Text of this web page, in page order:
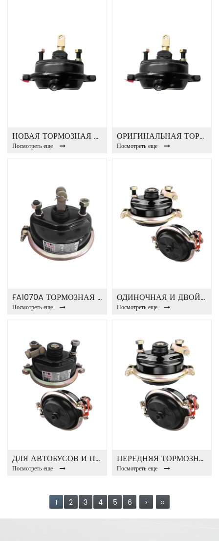
НОВАЯ ТОРМОЗНАЯ КАМЕРА STR T24
Посмотреть еще
ОРИГИНАЛЬНАЯ ТОРМОЗНАЯ КАМЕРА HEAVY BUS T20
Посмотреть еще
FA1070A ТОРМОЗНАЯ КАМЕРА
Посмотреть еще
ОДИНОЧНАЯ И ДВОЙНАЯ ТОРМОЗНАЯ КАМЕРА T24
Посмотреть еще
ДЛЯ АВТОБУСОВ И ПРИЦЕПОВ ТОРМОЗНАЯ КАМЕРА T20
Посмотреть еще
ПЕРЕДНЯЯ ТОРМОЗНАЯ КАМЕРА FAW BUS T16
Посмотреть еще
1 2 3 4 5 6 › ››